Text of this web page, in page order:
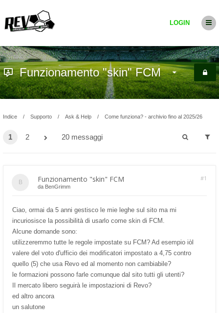
LOGIN
Funzionamento "skin" FCM
Indice Supporto Ask & Help Come funziona? - archivio fino al 2025/26
1 2 20 messaggi
Funzionamento "skin" FCM #1
da BenGrimm
Ciao, ormai da 5 anni gestisco le mie leghe sul sito ma mi
incuriosisce la possibilità di usarlo come skin di FCM.
Alcune domande sono:
utilizzeremmo tutte le regole impostate su FCM? Ad esempio iòl
valere del voto d'ufficio dei modificatori impostato a 4,75 contro
quello (5) che usa Revo ed al momento non cambiabile?
le formazioni possono farle comunque dal sito tutti gli utenti?
Il mercato libero seguirà le impostazioni di Revo?
ed altro ancora
un salutone